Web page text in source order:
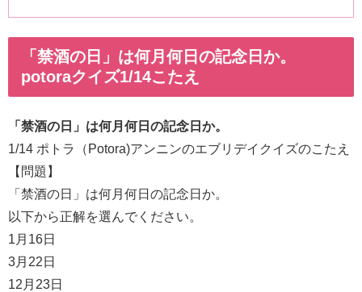
「禁酒の日」は何月何日の記念日か。
potoraクイズ1/14こたえ
「禁酒の日」は何月何日の記念日か。
1/14 ポトラ（Potora)アンニンのエブリデイクイズのこたえ
【問題】
「禁酒の日」は何月何日の記念日か。
以下から正解を選んでください。
1月16日
3月22日
12月23日